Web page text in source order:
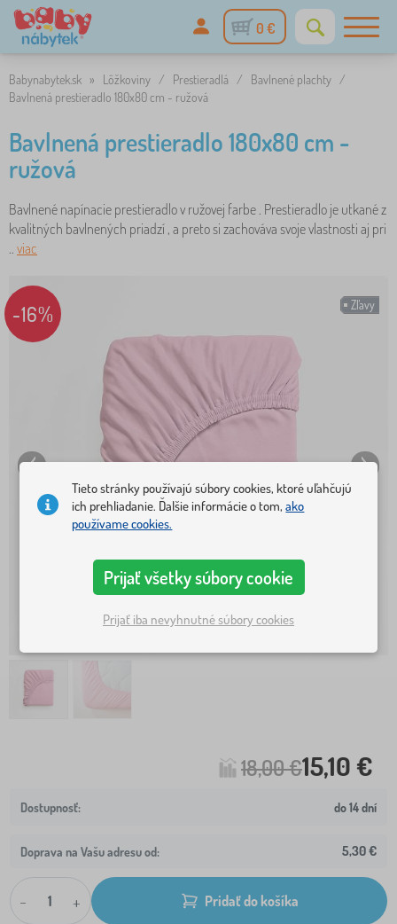
0 €
Babynabytek.sk » Lôžkoviny / Prestieradlá / Bavlnené plachty /
Bavlnená prestieradlo 180x80 cm - ružová
Bavlnená prestieradlo 180x80 cm -
ružová
Bavlnené napínacie prestieradlo v ružovej farbe . Prestieradlo je utkané z
kvalitných bavlnených priadzí , a preto si zachováva svoje vlastnosti aj pri
.. viac
Zľavy
-16%
18,00 €15,10 €
do 14 dní
Doprava na Vašu adresu od: 5,30 €
- + Pridať do košíka
Tieto stránky používajú súbory cookies, ktoré uľahčujú
ich prehliadanie. Ďalšie informácie o tom,ako
používame cookies.
Prijať všetky súbory cookie
Prijať iba nevyhnutné súbory cookies